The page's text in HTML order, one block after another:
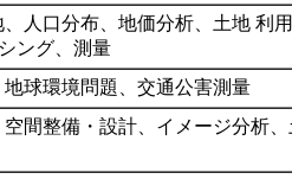
人口分布、地価分析、土地 利用
ング、測量
球環境問題、交通公害測量
間整備・設計、イメージ分析、